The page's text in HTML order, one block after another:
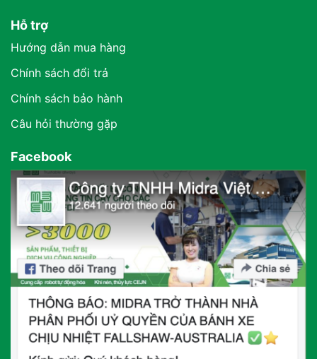
Hỗ trợ
Hướng dẫn mua hàng
Chính sách đổi trả
Chính sách bảo hành
Câu hỏi thường gặp
Facebook